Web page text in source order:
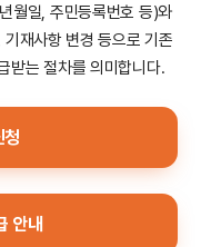
월일, 주민등록번호 등)와
재사항 변경 등으로 기존
받는 절차를 의미합니다.
청
안내